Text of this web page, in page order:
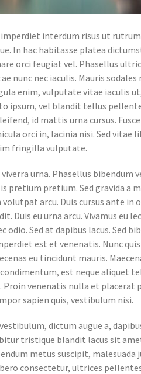
interdum risus ut
In hac habitasse platea
orci feugiat vel. Phasellus
nunc nec iaculis. Mauris
enim, vulputate vitae iaculis
ipsum, vel blandit tellus
id mattis urna cursus.
orci in, lacinia nisi. Sed vitae
fringilla vulputate.
urna. Phasellus bibendum
pretium pretium. Sed gravida a
volutpat arcu. Duis cursus ante in
Duis eu urna arcu. Vivamus eu
odio. Sed at dapibus lacus. Sed
est et venenatis. Nunc
eu tincidunt mauris.
est neque aliquet
Proin venenatis nulla et placerat
sapien quis, vestibulum nisi.
vestibulum, dictum augue a,
tristique blandit lacus sit
metus suscipit, malesuada
consectetur, ultrices